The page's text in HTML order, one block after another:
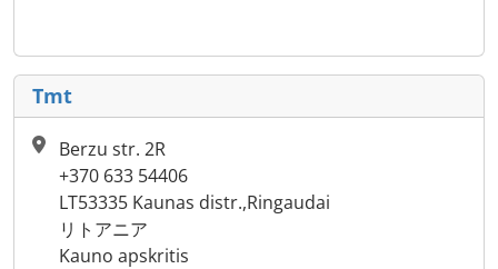
Tmt
Berzu str. 2R
+370 633 54406
LT53335 Kaunas distr.,Ringaudai
リトアニア
Kauno apskritis